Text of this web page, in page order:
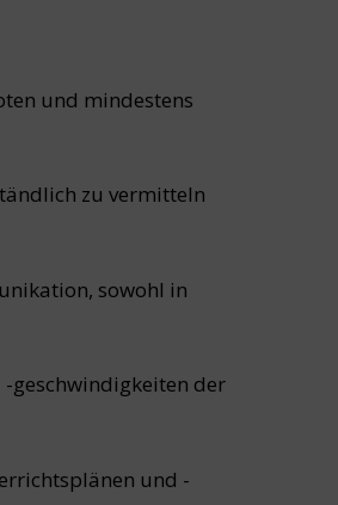
und mindestens
zu vermitteln
sowohl in
geschwindigkeiten der
und -